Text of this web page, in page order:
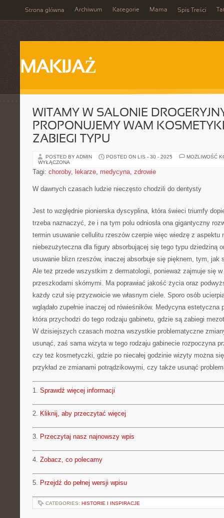
Strona główna Archiwum Kategorie Mama Spis Treści
MAKIJAŻ
WITAMY W SALONIE
PROPONUJEMY WAM
ZABIEGI TYPU
POSTED BY ADMIN POSTED ON LIS - 30 - 2025
MOŻLIWOŚĆ
WYŁĄCZONA
Tagi: choroby, lekarze, medycyna, zdrowie
W dawnych czasach ludzie nieczęsto chodzili do dentysty
Jest to względnie pionierska dyscyplina, która świeci triumfy
trzeba naznaczyć, że i na tym polu odniosła ona gigantyczny
termin usuwanie cellulitu rzeszów czerpie więc wiedzę z
niebezużyteczna dla figury absorbującej się tego typu dziedziną
usuwanie blizn rzeszów, inaczej absorbuje się pięknem, tym, jak
Ale też przede wszystkim z dermatologii, ponieważ zajmuje się
przeszkodami skórnymi. Ma poprawiać jakość życia oraz
każdy czuł się przyzwoicie we własnym ciele. Sporo osób
wglądało zupełnie inaczej od rówieśników. Medycyna
która przychodzi do tego rodzaju gabinetu, gdzie są zabiegi
W dzisiejszych czasach można wszystkie problematyczne
usunąć, zaś sama wizyta w tego rodzaju gabinecie rozpoczyna
czy też kosmetyczki, gdzie po niecałej godzinie wizyty można
przykład ze zmianami potrądzikowymi, czy także usunąć
1. Sprawdź więcej informacji
2. Kliknij, aby przeczytać więcej
3. Przeczytaj nasz najnowszy wpis
4. Zobacz, co polecamy
5. Przejdź do pełnej wersji wpisu
CATEGORIES: HISTORIE I INSPIRACJE